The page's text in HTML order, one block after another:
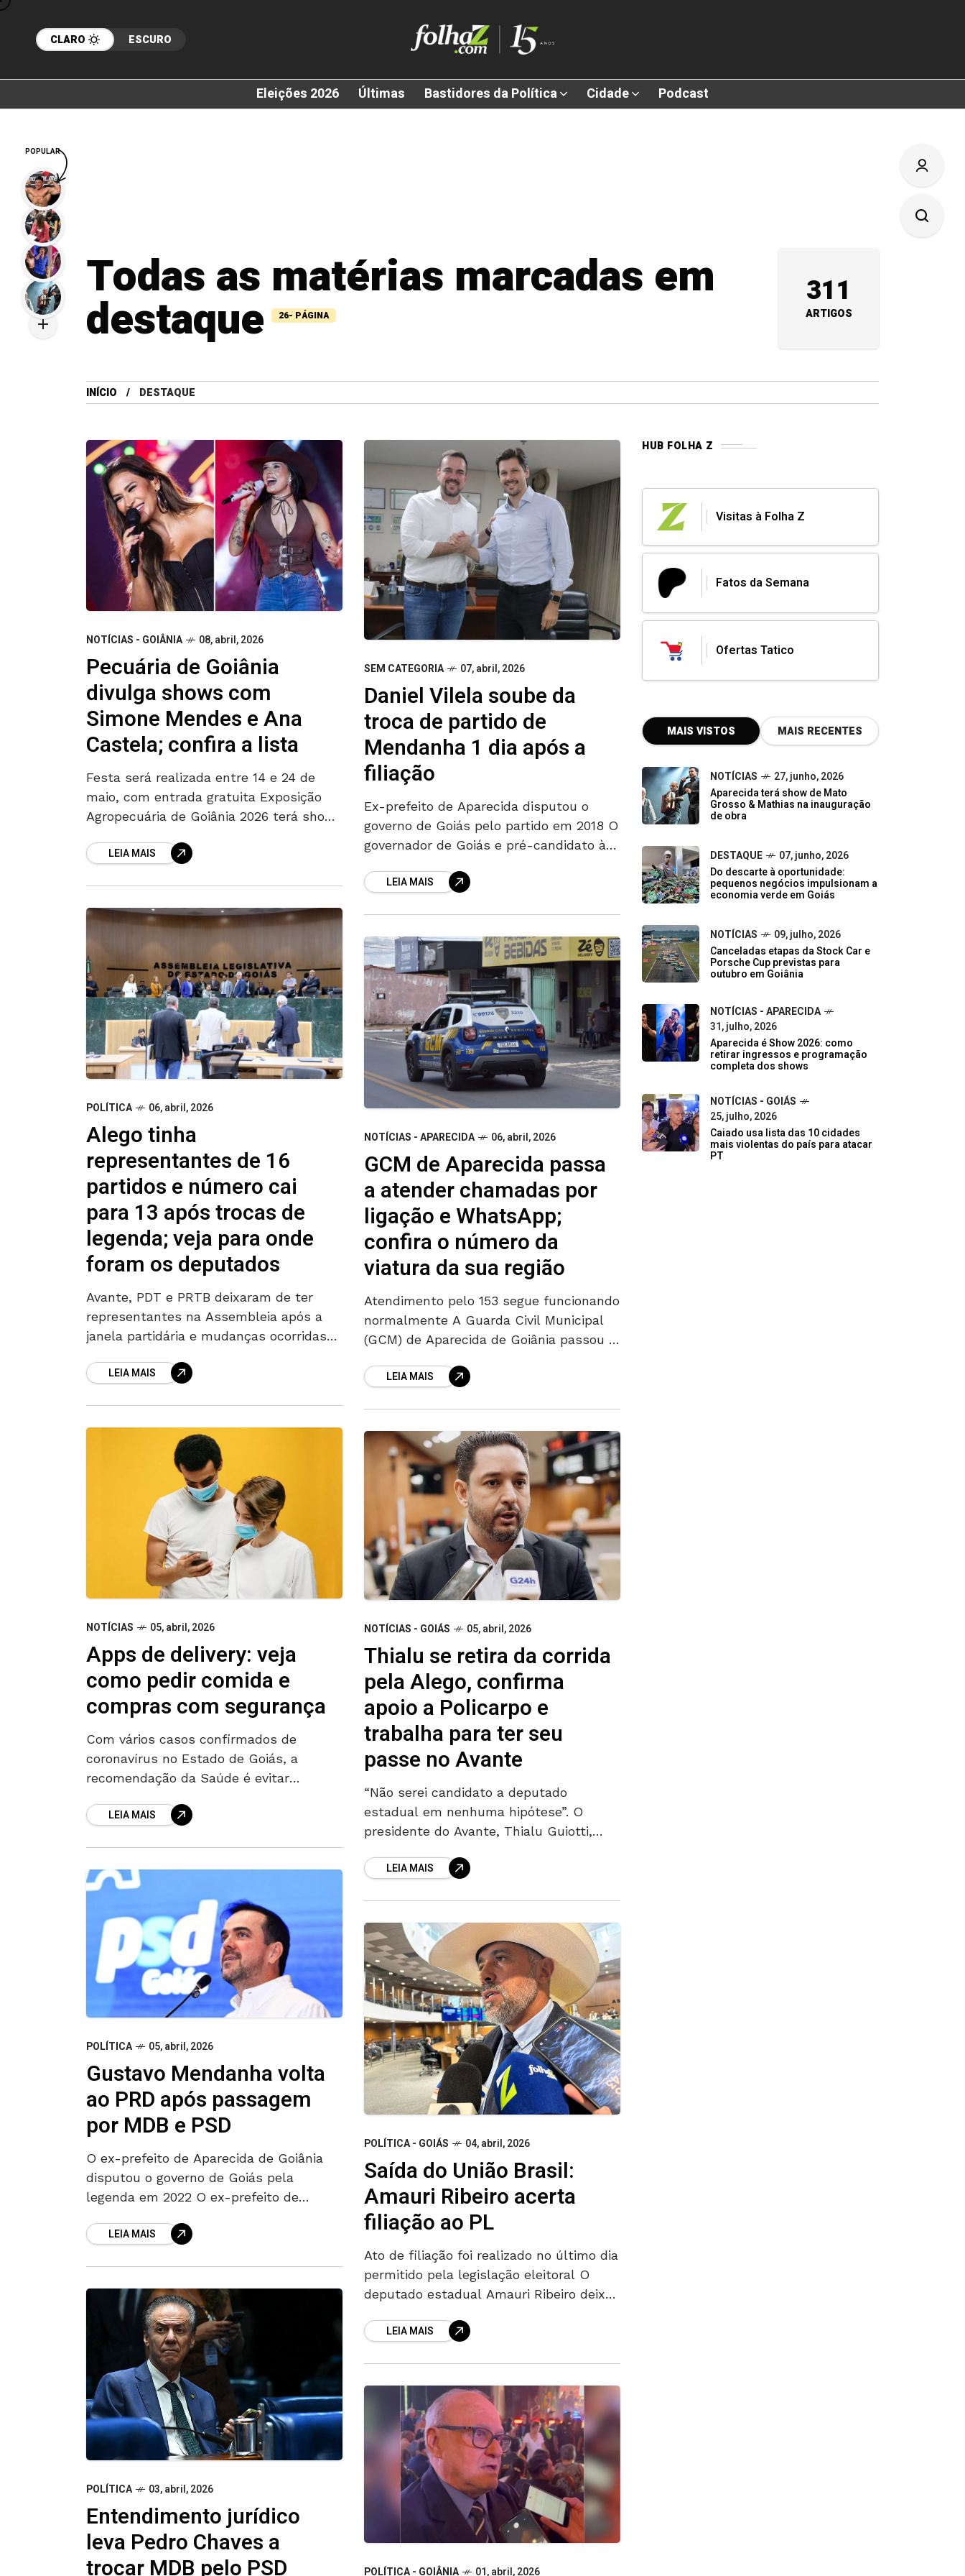
CLARO ESCURO
Eleições 2026 Últimas Bastidores da Política Cidade Podcast
Todas as matérias marcadas em
destaque 26- PÁGINA
311
ARTIGOS
INÍCIO DESTAQUE
NOTÍCIAS - GOIÂNIA 08, abril, 2026
Pecuária de Goiânia
divulga shows com
Simone Mendes e Ana
Castela; confira a lista
Festa será realizada entre 14 e 24 de
maio, com entrada gratuita Exposição
Agropecuária de Goiânia 2026 terá shows
Castela, Matheus & Kauan e
LEIA MAIS
SEM CATEGORIA 07, abril, 2026
Daniel Vilela soube da
troca de partido de
Mendanha 1 dia após a
filiação
Ex-prefeito de Aparecida disputou o
governo de Goiás pelo partido em 2018 O
governador de Goiás e pré-candidato à
troca de partido de Gustavo
LEIA MAIS
POLÍTICA 06, abril, 2026
Alego tinha
representantes de 16
partidos e número cai
para 13 após trocas de
legenda; veja para onde
foram os deputados
Avante, PDT e PRTB deixaram de ter
representantes na Assembleia após a
janela partidária e mudanças ocorridas
partidária da Assembleia Legislativa do
LEIA MAIS
NOTÍCIAS - APARECIDA 06, abril, 2026
GCM de Aparecida passa
a atender chamadas por
ligação e WhatsApp;
confira o número da
viatura da sua região
Atendimento pelo 153 segue funcionando
normalmente A Guarda Civil Municipal
(GCM) de Aparecida de Goiânia passou a
também por celular, por meio de
LEIA MAIS
NOTÍCIAS 05, abril, 2026
Apps de delivery: veja
como pedir comida e
compras com segurança
Com vários casos confirmados de
coronavírus no Estado de Goiás, a
recomendação da Saúde é evitar
possível as saídas de casa durante os
LEIA MAIS
NOTÍCIAS - GOIÁS 05, abril, 2026
Thialu se retira da corrida
pela Alego, confirma
apoio a Policarpo e
trabalha para ter seu
passe no Avante
“Não serei candidato a deputado
estadual em nenhuma hipótese”. O
presidente do Avante, Thialu Guiotti,
vagas na Assembleia Legislativa de
LEIA MAIS
POLÍTICA 05, abril, 2026
Gustavo Mendanha volta
ao PRD após passagem
por MDB e PSD
O ex-prefeito de Aparecida de Goiânia
disputou o governo de Goiás pela
legenda em 2022 O ex-prefeito de
Mendanha, retornou ao PRD, partido que
LEIA MAIS
POLÍTICA - GOIÁS 04, abril, 2026
Saída do União Brasil:
Amauri Ribeiro acerta
filiação ao PL
Ato de filiação foi realizado no último dia
permitido pela legislação eleitoral O
deputado estadual Amauri Ribeiro deixou
foi oficializada
LEIA MAIS
POLÍTICA 03, abril, 2026
Entendimento jurídico
leva Pedro Chaves a
trocar MDB pelo PSD
POLÍTICA - GOIÂNIA 01, abril, 2026
HUB FOLHA Z
Visitas à Folha Z
Fatos da Semana
Ofertas Tatico
MAIS VISTOS MAIS RECENTES
NOTÍCIAS
27, junho, 2026
Aparecida terá show de Mato
Grosso & Mathias na inauguração
de obra
DESTAQUE
07, junho, 2026
Do descarte à oportunidade:
pequenos negócios impulsionam a
economia verde em Goiás
NOTÍCIAS
09, julho, 2026
Canceladas etapas da Stock Car e
Porsche Cup previstas para
outubro em Goiânia
NOTÍCIAS - APARECIDA
31, julho, 2026
Aparecida é Show 2026: como
retirar ingressos e programação
completa dos shows
NOTÍCIAS - GOIÁS
25, julho, 2026
Caiado usa lista das 10 cidades
mais violentas do país para atacar
PT
POPULAR